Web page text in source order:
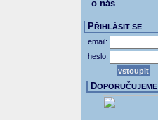
o nás
PŘIHLÁSIT SE
email:
heslo:
DOPORUČUJEME